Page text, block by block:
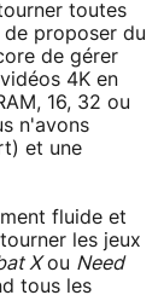
toutes
de proposer du
de gérer
4K en
16, 32 ou
n'avons
et une
fluide et
les jeux
Xou Need
tous les